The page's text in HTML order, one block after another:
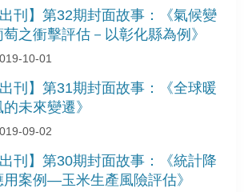
刊】第32期封面故事：《氣候變
之衝擊評估－以彰化縣為例》
10-01
刊】第31期封面故事：《全球暖
未來變遷》
09-02
刊】第30期封面故事：《統計降
用案例—玉米生產風險評估》